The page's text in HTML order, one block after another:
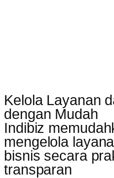
Kelola Layanan
dengan Mudah
Indibiz
mengelola
bisnis secara
transparan